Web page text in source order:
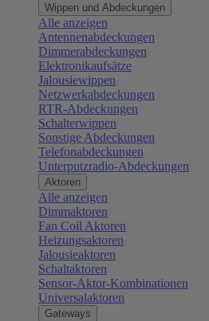
Wippen und Abdeckungen
Alle anzeigen
Antennenabdeckungen
Dimmerabdeckungen
Elektronikaufsätze
Jalousiewippen
Netzwerkabdeckungen
RTR-Abdeckungen
Schalterwippen
Sonstige Abdeckungen
Telefonabdeckungen
Unterputzradio-Abdeckungen
Aktoren
Alle anzeigen
Dimmaktoren
Fan Coil Aktoren
Heizungsaktoren
Jalousieaktoren
Schaltaktoren
Sensor-Aktor-Kombinationen
Universalaktoren
Gateways